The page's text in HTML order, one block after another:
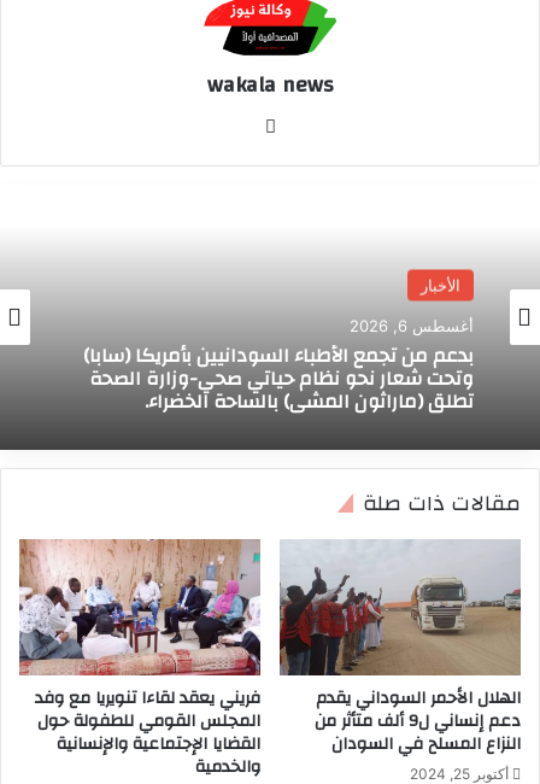
wakala news
الأخبار
أغسطس 6, 2026
بدعم من تجمع الأطباء السودانيين بأمريكا (سابا)
وتحت شعار نحو نظام حياتي صحي-وزارة الصحة
تطلق (ماراثون المشي) بالساحة الخضراء.
مقالات ذات صلة
الهلال الأحمر السوداني يقدم
دعم إنساني ل9 ألف متأثر من
النزاع المسلح في السودان
أكتوبر 25, 2024
فريني يعقد لقاءا تنويريا مع وفد
المجلس القومي للطفولة حول
القضايا الإجتماعية والإنسانية
والخدمية